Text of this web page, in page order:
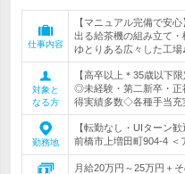
仕事内容
【マニュアル完備で安
出る給茶機の組み立て
ゆとりある広々した工場
対象と
なる方
【高卒以上＊35歳以下
◎未経験・第二新卒・正
得実績多数◇各種手当充
勤務地
【転勤なし・UIターン
前橋市上増田町904-4 ＜
月給20万円～25万円＋